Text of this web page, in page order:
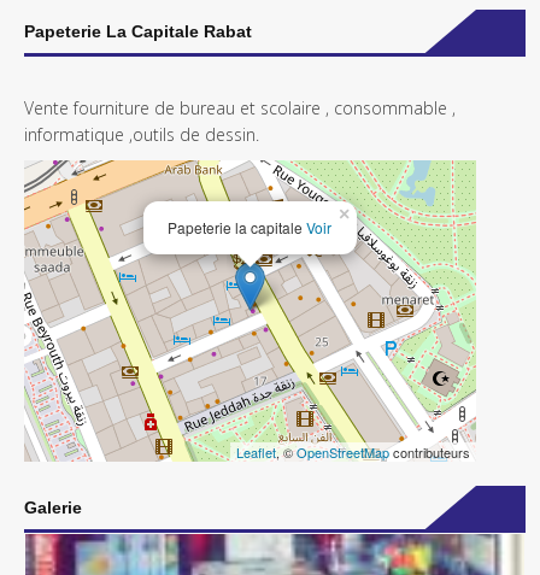
Papeterie La Capitale Rabat
Vente fourniture de bureau et scolaire , consommable ,
informatique ,outils de dessin.
Papeterie la capitale Voir
×
Leaflet, ©OpenStreetMapcontributeurs
Galerie